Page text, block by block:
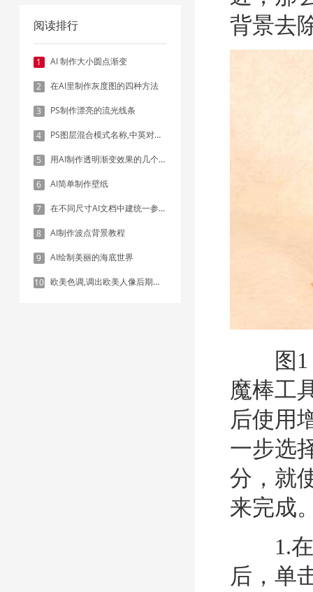
阅读排行
1 AI 制作大小圆点渐变
2 在AI里制作灰度图的四种方法
3 PS制作漂亮的流光线条
4 PS图层混合模式名称,中英对照表
5 用AI制作透明渐变效果的几个方法
6 AI简单制作壁纸
7 在不同尺寸AI文档中建统一参考线 - 方法1：对齐和分布
8 AI制作波点背景教程
9 AI绘制美丽的海底世界
10 欧美色调,调出欧美人像后期色调实例
背景去
图1
魔棒工
后使用
一步选
分，就
来完成
1.在
后，单